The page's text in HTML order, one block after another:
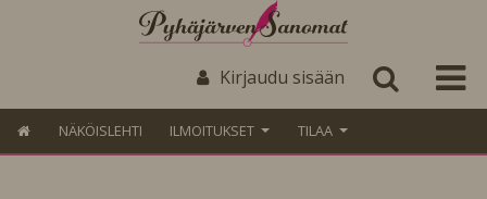
Kirjaudu sisään
NÄKÖISLEHTI ILMOITUKSET TILAA